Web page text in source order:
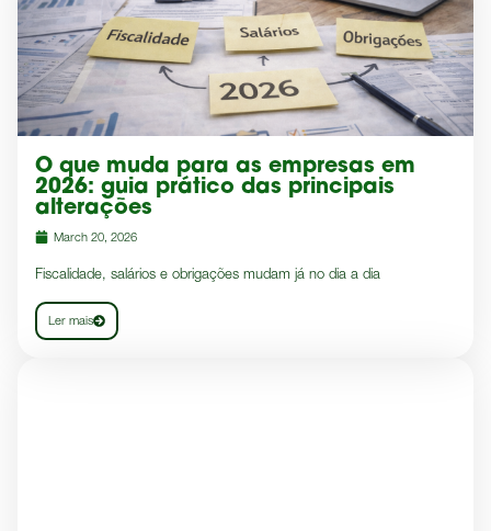
O que muda para as empresas em
2026: guia prático das principais
alterações
March 20, 2026
Fiscalidade, salários e obrigações mudam já no dia a dia
Ler mais